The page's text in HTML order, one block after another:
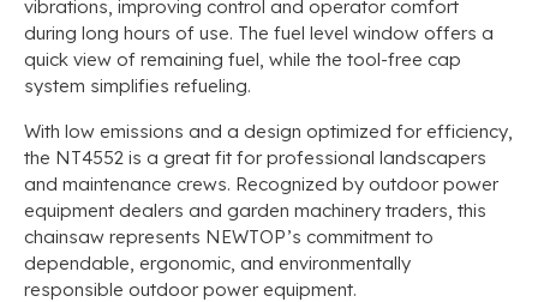
vibrations, improving control and operator comfort
during long hours of use. The fuel level window offers a
quick view of remaining fuel, while the tool-free cap
system simplifies refueling.
With low emissions and a design optimized for efficiency,
the NT4552 is a great fit for professional landscapers
and maintenance crews. Recognized by outdoor power
equipment dealers and garden machinery traders, this
chainsaw represents NEWTOP’s commitment to
dependable, ergonomic, and environmentally
responsible outdoor power equipment.